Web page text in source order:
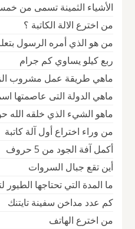
الأشياء الثمينة تسمى من
من اخترع الالة الكاتبة ؟
من هو الذي أمره الرسول
ربع كيلو يساوي كم جرام
ماهي طريقة عمل مشروب
ماهي الدولة التى عاصمتها
ماهو الشيء الذي خلقه الله
من وراء اختراع أول آلة كاتبة
أكمل آفة الجود من 5 حروف
أين تقع جبال السروات
ما المدة التي تحتاجها الطيور
كم عدد مداخن سفينة تايتنك
من اخترع الهاتف